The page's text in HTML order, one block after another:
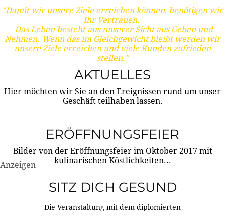
"Damit wir unsere Ziele erreichen können, benötigen wir
Ihr Vertrauen.
Das Leben besteht aus unserer Sicht aus Geben und
Nehmen. Wenn das im Gleichgewicht bleibt werden wir
unsere Ziele erreichen und viele Kunden zufrieden
stellen."
AKTUELLES
Hier möchten wir Sie an den Ereignissen rund um unser
Geschäft teilhaben lassen.
ERÖFFNUNGSFEIER
Bilder von der Eröffnungsfeier im Oktober 2017 mit
kulinarischen Köstlichkeiten...
Anzeigen
SITZ DICH GESUND
Die Veranstaltung mit dem diplomierten